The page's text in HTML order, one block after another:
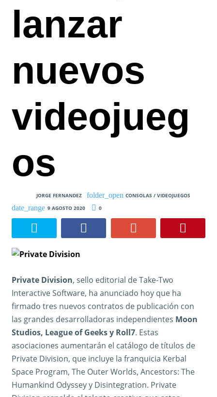
lanzar
nuevos
videojueg
os
JORGE FERNANDEZ
CONSOLAS / VIDEOJUEGOS
9 AGOSTO 2020
0
Private Division, sello editorial de Take-Two
Interactive Software, ha anunciado hoy que ha
firmado tres nuevos contratos de publicación con
las grandes desarrolladoras independientes Moon
Studios, League of Geeks y Roll7. Estas
asociaciones aumentarán el catálogo de títulos de
Private Division, que incluye la franquicia Kerbal
Space Program, The Outer Worlds, Ancestors: The
Humankind Odyssey y Disintegration. Private